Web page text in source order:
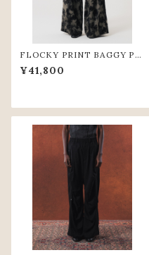
FLOCKY PRINT BAGGY PA
NTS (GRY)
¥41,800